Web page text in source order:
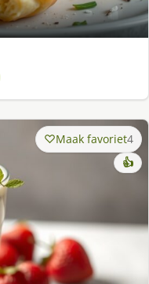
Maak favoriet4
👍